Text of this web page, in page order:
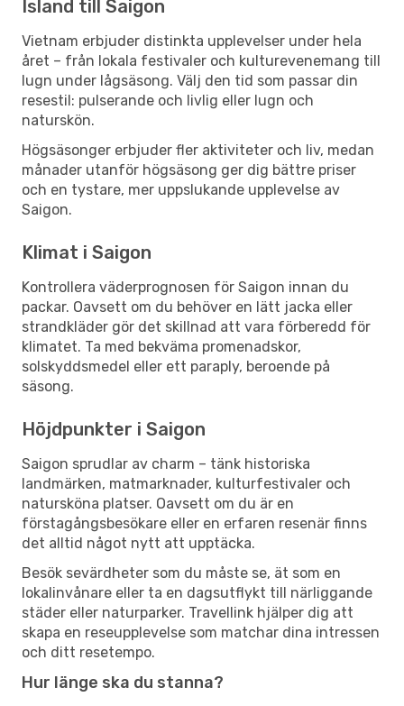
Island till Saigon
Vietnam erbjuder distinkta upplevelser under hela
året – från lokala festivaler och kulturevenemang till
lugn under lågsäsong. Välj den tid som passar din
resestil: pulserande och livlig eller lugn och
naturskön.
Högsäsonger erbjuder fler aktiviteter och liv, medan
månader utanför högsäsong ger dig bättre priser
och en tystare, mer uppslukande upplevelse av
Saigon.
Klimat i Saigon
Kontrollera väderprognosen för Saigon innan du
packar. Oavsett om du behöver en lätt jacka eller
strandkläder gör det skillnad att vara förberedd för
klimatet. Ta med bekväma promenadskor,
solskyddsmedel eller ett paraply, beroende på
säsong.
Höjdpunkter i Saigon
Saigon sprudlar av charm – tänk historiska
landmärken, matmarknader, kulturfestivaler och
natursköna platser. Oavsett om du är en
förstagångsbesökare eller en erfaren resenär finns
det alltid något nytt att upptäcka.
Besök sevärdheter som du måste se, ät som en
lokalinvånare eller ta en dagsutflykt till närliggande
städer eller naturparker. Travellink hjälper dig att
skapa en reseupplevelse som matchar dina intressen
och ditt resetempo.
Hur länge ska du stanna?